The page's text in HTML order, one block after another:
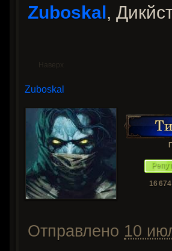
Zuboskal,
Наверх
Zuboskal
16
Отправлено 10